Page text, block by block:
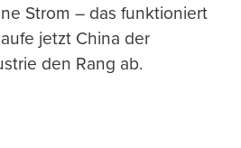
Strom – das funktioniert
jetzt China der
den Rang ab.